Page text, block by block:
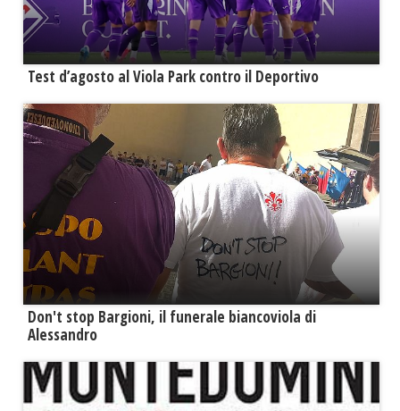
Test d’agosto al Viola Park contro il Deportivo
Don't stop Bargioni, il funerale biancoviola di
Alessandro